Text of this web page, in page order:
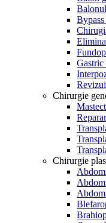
Gastric
Chirurgie
Chirurgie